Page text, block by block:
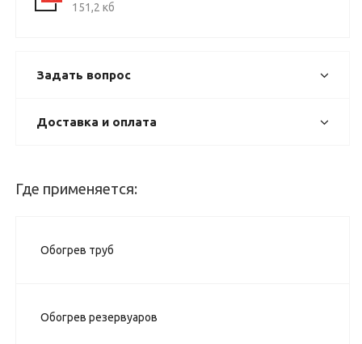
151,2 кб
Задать вопрос
Доставка и оплата
Где применяется:
Обогрев труб
Обогрев резервуаров